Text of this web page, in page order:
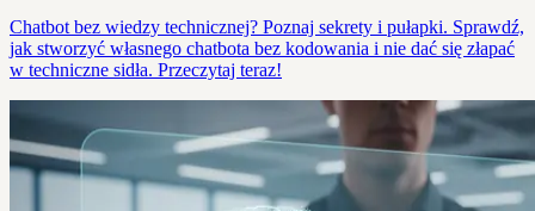
Chatbot bez wiedzy technicznej? Poznaj sekrety i pułapki. Sprawdź,
jak stworzyć własnego chatbota bez kodowania i nie dać się złapać
w techniczne sidła. Przeczytaj teraz!